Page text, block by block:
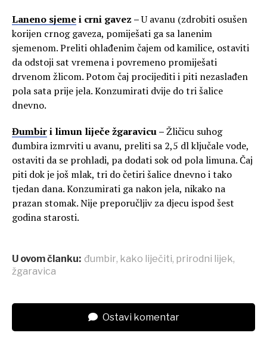
Laneno sjemei crni gavez –U avanu (zdrobiti osušen
korijen crnog gaveza, pomiješati ga sa lanenim
sjemenom. Preliti ohlađenim čajem od kamilice, ostaviti
da odstoji sat vremena i povremeno promiješati
drvenom žlicom. Potom čaj procijediti i piti nezaslađen
pola sata prije jela. Konzumirati dvije do tri šalice
dnevno.
Đumbiri limun liječe žgaravicu –Žličicu suhog
đumbira izmrviti u avanu, preliti sa 2,5 dl ključale vode,
ostaviti da se prohladi, pa dodati sok od pola limuna. Čaj
piti dok je još mlak, tri do četiri šalice dnevno i tako
tjedan dana. Konzumirati ga nakon jela, nikako na
prazan stomak. Nije preporučljiv za djecu ispod šest
godina starosti.
U ovom članku: đumbir, kako liječiti, prirodni lijek,
žgaravica
Ostavi komentar